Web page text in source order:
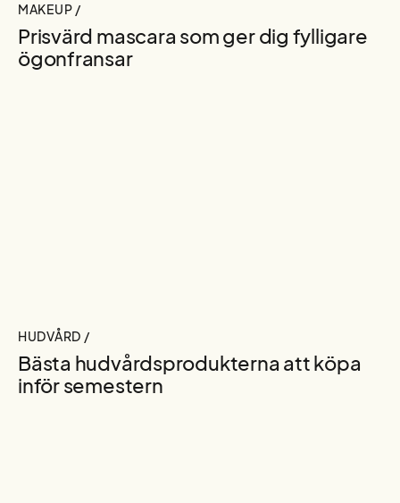
MAKEUP /
Prisvärd mascara som ger dig fylligare
ögonfransar
HUDVÅRD /
Bästa hudvårdsprodukterna att köpa
inför semestern